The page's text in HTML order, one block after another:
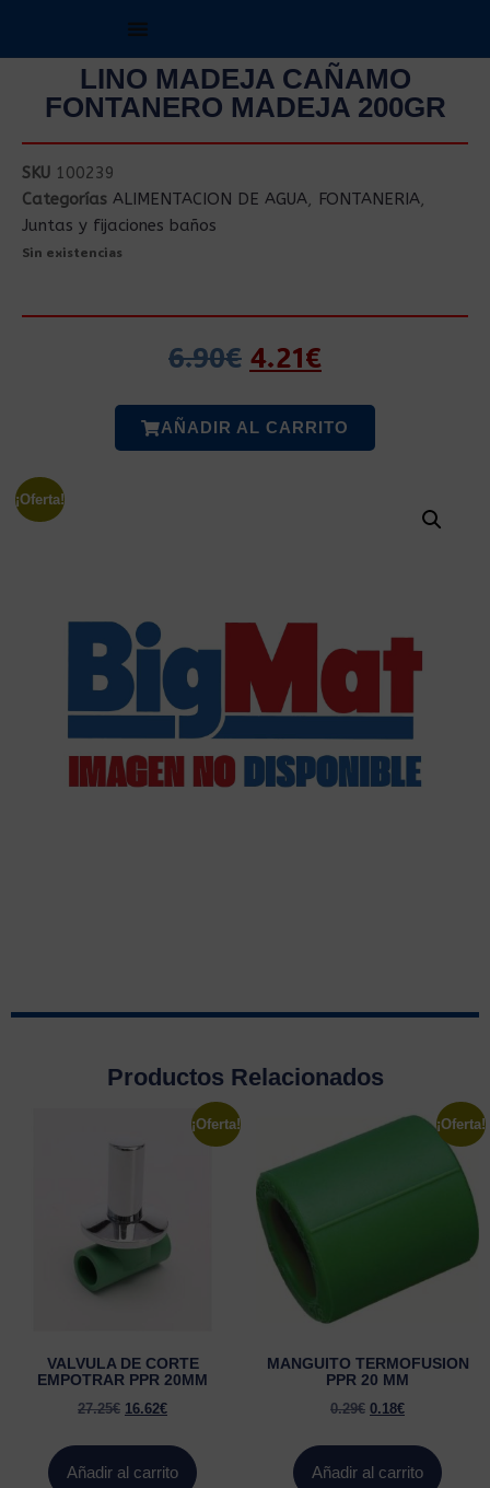
LINO MADEJA CAÑAMO
FONTANERO MADEJA 200GR
SKU 100239
Categorías ALIMENTACION DE AGUA, FONTANERIA,
Juntas y fijaciones baños
Sin existencias
6.90€ 4.21€
AÑADIR AL CARRITO
¡Oferta!
Productos Relacionados
¡Oferta!
VALVULA DE CORTE
EMPOTRAR PPR 20MM
27.25€ 16.62€
Añadir al carrito
¡Oferta!
MANGUITO TERMOFUSION
PPR 20 MM
0.29€ 0.18€
Añadir al carrito